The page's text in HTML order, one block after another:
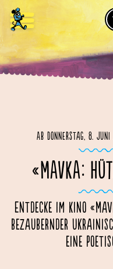
Ab Donnerstag, 8.
«MAVKA:
Entdecke im Kino
bezaubernder
eine